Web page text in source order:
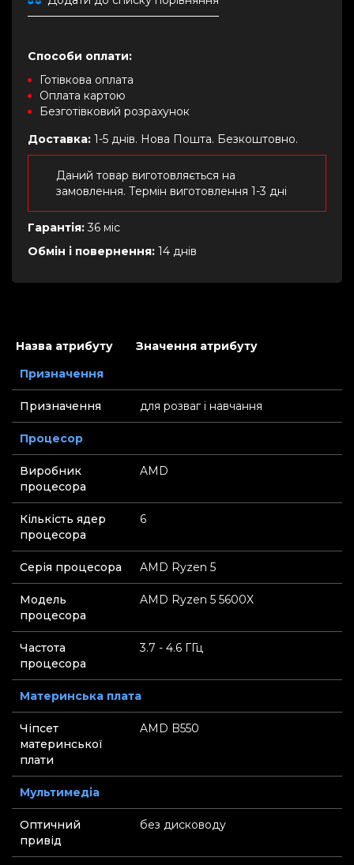
Способи оплати:
Готівкова оплата
Оплата картою
Безготівковий розрахунок
Доставка: 1-5 днів. Нова Пошта. Безкоштовно.
Даний товар виготовляється на
замовлення. Термін виготовлення 1-3 дні
Гарантія:36 міс
Обмін і повернення: 14 днів
Назва атрибуту
Значення атрибуту
Призначення
Призначення для розваг і навчання
Процесор
Виробник
процесора
AMD
Кількість ядер
процесора
6
Серія процесора AMD Ryzen 5
Модель
процесора
AMD Ryzen 5 5600X
Частота
процесора
3.7 - 4.6 ГГц
Материнська плата
Чіпсет
материнської
плати
AMD B550
Мультимедіа
Оптичний
привід
без дисководу